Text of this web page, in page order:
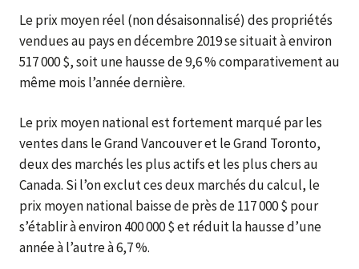
Le prix moyen réel (non désaisonnalisé) des propriétés
vendues au pays en décembre 2019 se situait à environ
517 000 $, soit une hausse de 9,6 % comparativement au
même mois l’année dernière.
Le prix moyen national est fortement marqué par les
ventes dans le Grand Vancouver et le Grand Toronto,
deux des marchés les plus actifs et les plus chers au
Canada. Si l’on exclut ces deux marchés du calcul, le
prix moyen national baisse de près de 117 000 $ pour
s’établir à environ 400 000 $ et réduit la hausse d’une
année à l’autre à 6,7 %.